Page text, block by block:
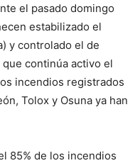
el pasado domingo
estabilizado el
y controlado el de
continúa activo el
incendios registrados
Tolox y Osuna ya han
85% de los incendios